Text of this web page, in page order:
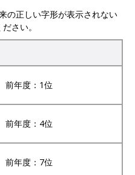
の正しい字形が表示されない
さい。
前年度：1位
前年度：4位
前年度：7位